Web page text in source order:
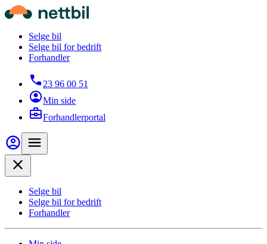
Hopp til hovedinnhold
Nettbil
Selge bil
Selge bil for bedrift
Forhandler
23 96 00 51
Min side
Forhandlerportal
Min side
Selge bil
Selge bil for bedrift
Forhandler